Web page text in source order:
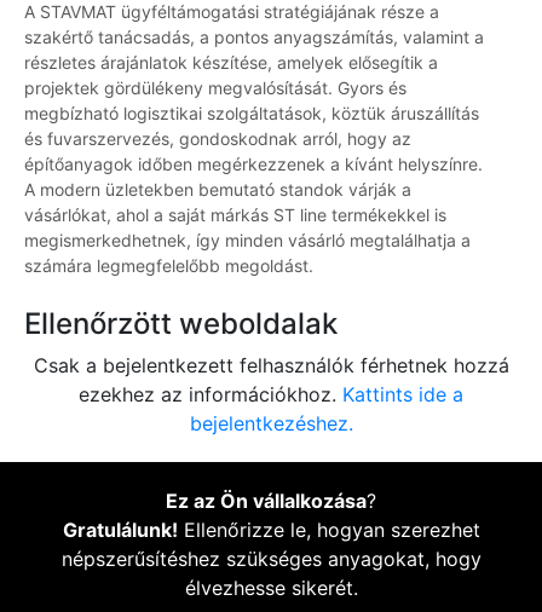
A STAVMAT ügyféltámogatási stratégiájának része a
szakértő tanácsadás, a pontos anyagszámítás, valamint a
részletes árajánlatok készítése, amelyek elősegítik a
projektek gördülékeny megvalósítását. Gyors és
megbízható logisztikai szolgáltatások, köztük áruszállítás
és fuvarszervezés, gondoskodnak arról, hogy az
építőanyagok időben megérkezzenek a kívánt helyszínre.
A modern üzletekben bemutató standok várják a
vásárlókat, ahol a saját márkás ST line termékekkel is
megismerkedhetnek, így minden vásárló megtalálhatja a
számára legmegfelelőbb megoldást.
Ellenőrzött weboldalak
Csak a bejelentkezett felhasználók férhetnek hozzá
ezekhez az információkhoz. Kattints ide a
bejelentkezéshez.
Ez az Ön vállalkozása?
Gratulálunk! Ellenőrizze le, hogyan szerezhet
népszerűsítéshez szükséges anyagokat, hogy
élvezhesse sikerét.